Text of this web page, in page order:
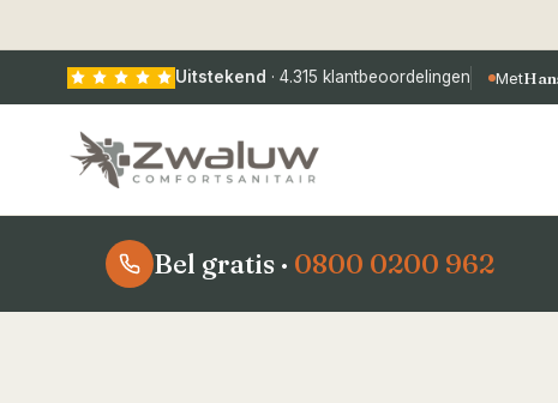
Uitstekend · 4.315 klantbeoordelingen Met
Bel gratis · 0800 0200 962